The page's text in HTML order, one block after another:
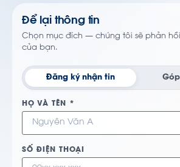
Để lại thông tin
Chọn mục đích — chúng tôi sẽ phản
của bạn.
Đăng ký nhận tin
HỌ VÀ TÊN *
SỐ ĐIỆN THOẠI